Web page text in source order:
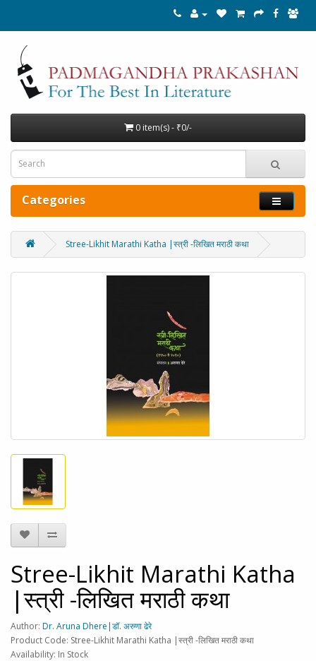
0 item(s) - ₹0/-
Categories
Stree-Likhit Marathi Katha |स्त्री -लिखित मराठी कथा
Stree-Likhit Marathi Katha
|स्त्री -लिखित मराठी कथा
Author: Dr. Aruna Dhere|डॉ. अरुणा ढेरे
Product Code: Stree-Likhit Marathi Katha |स्त्री -लिखित मराठी कथा
Availability: In Stock